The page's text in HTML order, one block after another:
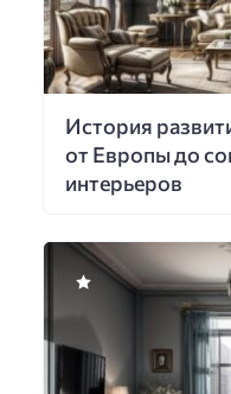
История
от Европы до
интерьеров